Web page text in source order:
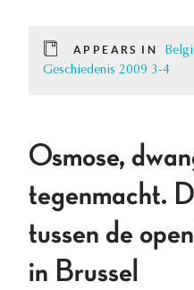
APPEARS IN
Geschiedenis 2009 3-4
Osmose,
tegenmacht.
tussen de
in Brussel